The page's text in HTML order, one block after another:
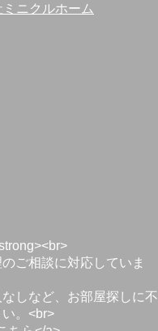
ニクルホーム
ご相談に対応していま
しなど、お部屋探しに不
。<br>